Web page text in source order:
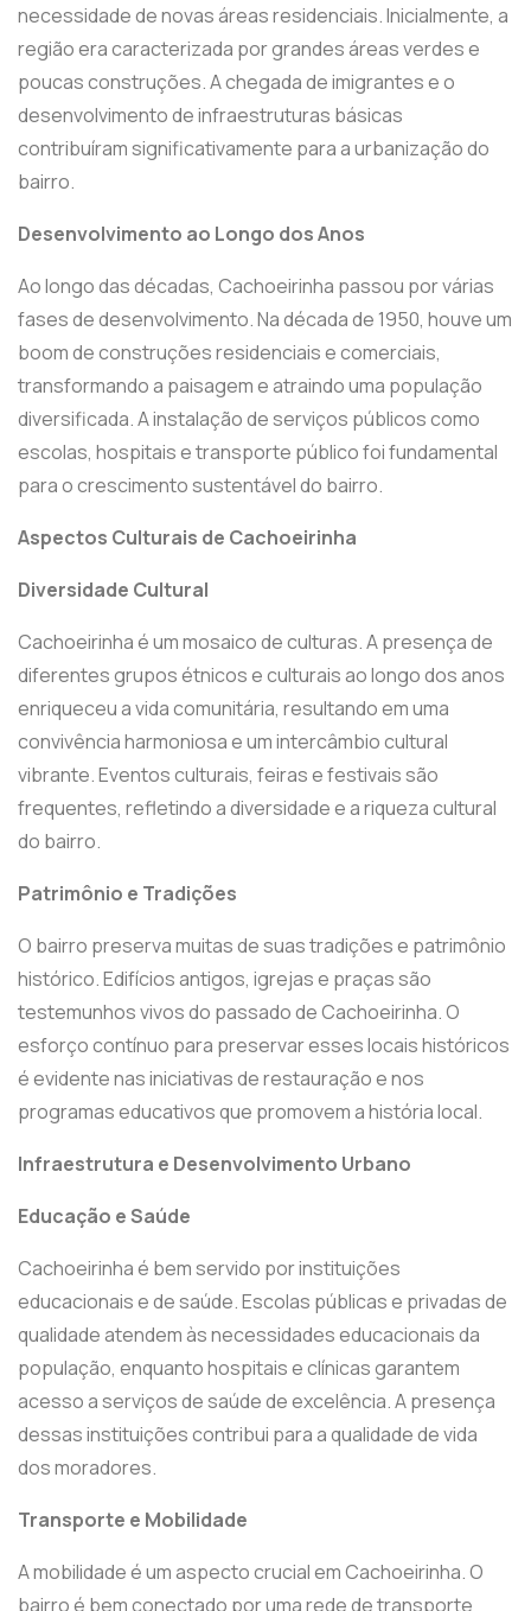
necessidade de novas áreas residenciais. Inicialmente, a
região era caracterizada por grandes áreas verdes e
poucas construções. A chegada de imigrantes e o
desenvolvimento de infraestruturas básicas
contribuíram significativamente para a urbanização do
bairro.
Desenvolvimento ao Longo dos Anos
Ao longo das décadas, Cachoeirinha passou por várias
fases de desenvolvimento. Na década de 1950, houve um
boom de construções residenciais e comerciais,
transformando a paisagem e atraindo uma população
diversificada. A instalação de serviços públicos como
escolas, hospitais e transporte público foi fundamental
para o crescimento sustentável do bairro.
Aspectos Culturais de Cachoeirinha
Diversidade Cultural
Cachoeirinha é um mosaico de culturas. A presença de
diferentes grupos étnicos e culturais ao longo dos anos
enriqueceu a vida comunitária, resultando em uma
convivência harmoniosa e um intercâmbio cultural
vibrante. Eventos culturais, feiras e festivais são
frequentes, refletindo a diversidade e a riqueza cultural
do bairro.
Patrimônio e Tradições
O bairro preserva muitas de suas tradições e patrimônio
histórico. Edifícios antigos, igrejas e praças são
testemunhos vivos do passado de Cachoeirinha. O
esforço contínuo para preservar esses locais históricos
é evidente nas iniciativas de restauração e nos
programas educativos que promovem a história local.
Infraestrutura e Desenvolvimento Urbano
Educação e Saúde
Cachoeirinha é bem servido por instituições
educacionais e de saúde. Escolas públicas e privadas de
qualidade atendem às necessidades educacionais da
população, enquanto hospitais e clínicas garantem
acesso a serviços de saúde de excelência. A presença
dessas instituições contribui para a qualidade de vida
dos moradores.
Transporte e Mobilidade
A mobilidade é um aspecto crucial em Cachoeirinha. O
bairro é bem conectado por uma rede de transporte